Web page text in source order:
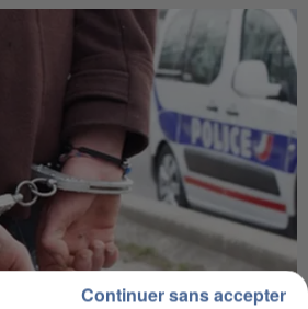
Continuer sans accepter